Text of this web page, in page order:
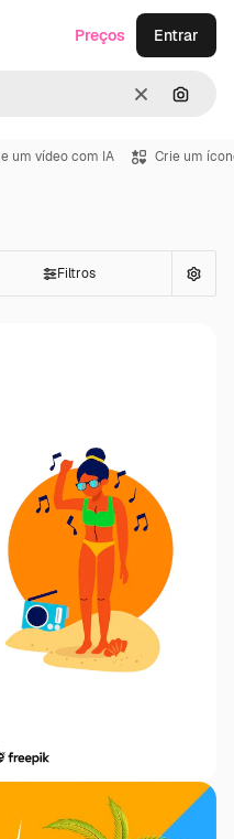
Limpar
Preços Entrar
um vídeo com IA Crie um
Filtros